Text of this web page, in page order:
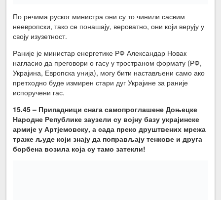
По речима руског министра они су то чинили сасвим
неевропски, тако се понашају, вероватно, они који верују у
своју изузетност.
Раније је министар енергетике РФ Александар Новак
нагласио да преговори о гасу у тространом формату (РФ,
Украјина, Европска унија), могу бити настављени само ако
претходно буде измирен стари дуг Украјине за раније
испоручени гас.
15.45 – Припадници снага самопроглашене Доњецке
Народне Републике заузели су војну базу украјинске
армије у Артјемовску, а сада преко друштвених мрежа
траже људе који знају да поправљају тенкове и друга
борбена возила која су тамо затекли!